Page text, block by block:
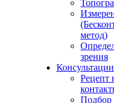
метод)
зрения
Рецепт
Подбор